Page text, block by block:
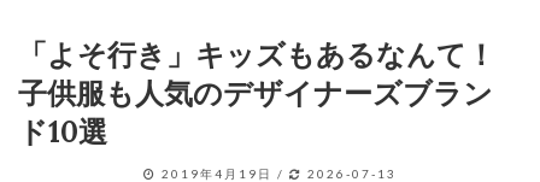
「よそ行き」キッズもあるなんて！
子供服も人気のデザイナーズブラン
ド10選
2019年4月19日 / 2026-07-13